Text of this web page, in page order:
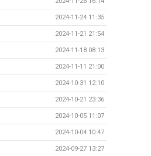
2024-11-24 11:35
2024-11-21 21:54
2024-11-18 08:13
2024-11-11 21:00
2024-10-31 12:10
2024-10-21 23:36
2024-10-05 11:07
2024-10-04 10:47
2024-09-27 13:27